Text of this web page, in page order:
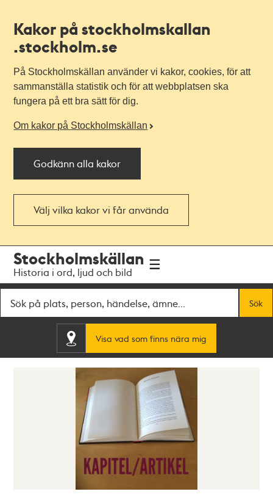
Kakor på stockholmskallan
.stockholm.se
På Stockholmskällan använder vi kakor, cookies, för att
sammanställa statistik och för att webbplatsen ska
fungera på ett bra sätt för dig.
Om kakor på Stockholmskällan
Godkänn alla kakor
Välj vilka kakor vi får använda
navigationen
huvudinnehållet
Stockholmskällan
Historia i ord, ljud och bild
Sök
Visa vad som finns nära mig